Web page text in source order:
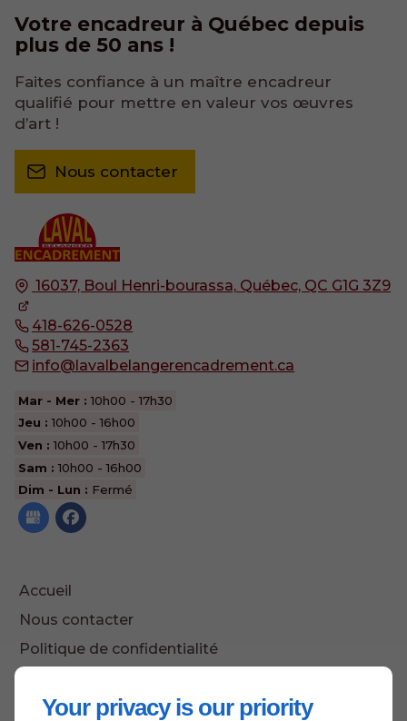
Your privacy is our priority
16037, Boul Henri-bourassa, Québec, QC G1G 3Z9
418-626-0528
581-745-2363
info@lavalbelangerencadrement.ca
Mar - Mer : 10h00 - 17h30
Jeu : 10h00 - 16h00
Ven : 10h00 - 17h30
Sam : 10h00 - 16h00
Dim - Lun : Fermé
Accueil
Nous contacter
Politique de confidentialité
Votre encadreur à Québec depuis
plus de 50 ans !
Faites confiance à un maître encadreur
qualifié pour mettre en valeur vos œuvres
d’art !
Nous contacter